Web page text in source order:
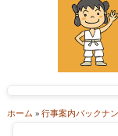
ホーム » 行事案内バックナ